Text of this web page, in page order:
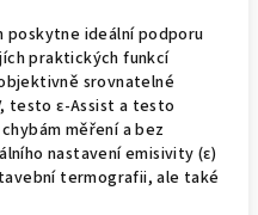
poskytne ideální podporu
praktických funkcí
srovnatelné
testo ɛ-Assist a testo
měření a bez
nastavení emisivity (ɛ)
termografii, ale také